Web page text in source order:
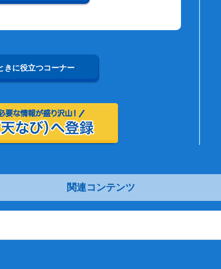
きに役立つコーナー
関連コンテンツ